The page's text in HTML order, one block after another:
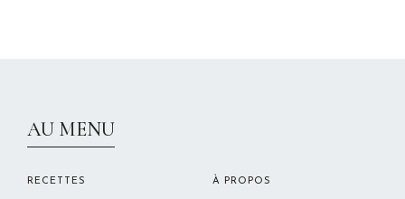
AU MENU
RECETTES À PROPOS